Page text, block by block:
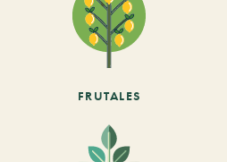
FRUTALES